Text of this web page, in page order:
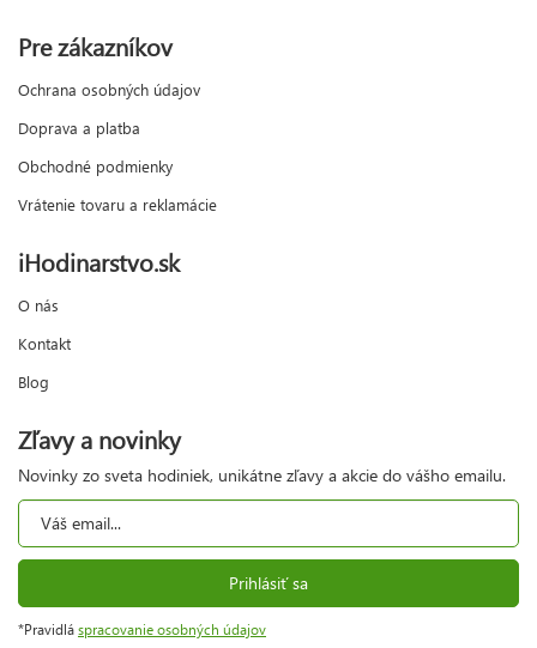
Pre zákazníkov
Ochrana osobných údajov
Doprava a platba
Obchodné podmienky
Vrátenie tovaru a reklamácie
iHodinarstvo.sk
O nás
Kontakt
Blog
Zľavy a novinky
Novinky zo sveta hodiniek, unikátne zľavy a akcie do vášho emailu.
Prihlásiť sa
*Pravidlá spracovanie osobných údajov